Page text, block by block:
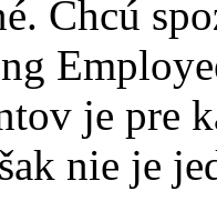
Chcú
je pre
nie je